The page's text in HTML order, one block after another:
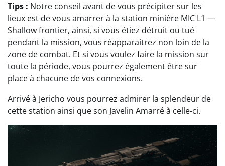
Tips : Notre conseil avant de vous précipiter sur les
lieux est de vous amarrer à la station minière MIC L1 —
Shallow frontier, ainsi, si vous étiez détruit ou tué
pendant la mission, vous réapparaitrez non loin de la
zone de combat. Et si vous voulez faire la mission sur
toute la période, vous pourrez également être sur
place à chacune de vos connexions.
Arrivé à Jericho vous pourrez admirer la splendeur de
cette station ainsi que son Javelin Amarré à celle-ci.